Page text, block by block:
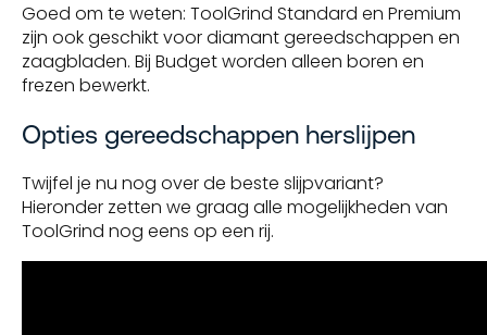
Goed om te weten: ToolGrind Standard en Premium
zijn ook geschikt voor diamant gereedschappen en
zaagbladen. Bij Budget worden alleen boren en
frezen bewerkt.
Opties gereedschappen herslijpen
Twijfel je nu nog over de beste slijpvariant?
Hieronder zetten we graag alle mogelijkheden van
ToolGrind nog eens op een rij.